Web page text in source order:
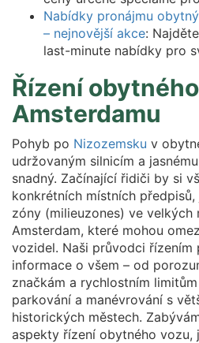
Nabídky pronájmu
– nejnovější akce:
last-minute nabídky pro
Řízení
Amsterdamu
Pohyb po Nizozemsku v
udržovaným silnicím a
snadný. Začínající řidiči by si
konkrétních místních
zóny (milieuzones) ve velkých
Amsterdam, které mohou
vozidel. Naši průvodci
informace o všem – od
značkám a rychlostním
parkování a manévrování s
historických městech.
aspekty řízení obytného vozu,